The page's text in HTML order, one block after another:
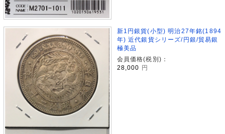
新1円銀貨(小型) 明治27年銘(1894
年) 近代銀貨シリーズ/円銀/貿易銀
極美品
会員価格(税別)：
28,000 円